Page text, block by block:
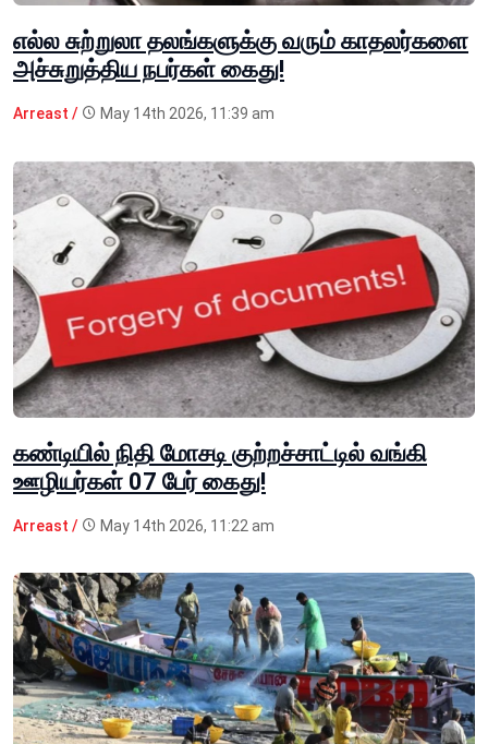
எல்ல சுற்றுலா தலங்களுக்கு வரும் காதலர்களை
அச்சுறுத்திய நபர்கள் கைது!
Arreast / May 14th 2026, 11:39 am
கண்டியில் நிதி மோசடி குற்றச்சாட்டில் வங்கி
ஊழியர்கள் 07 பேர் கைது!
Arreast / May 14th 2026, 11:22 am